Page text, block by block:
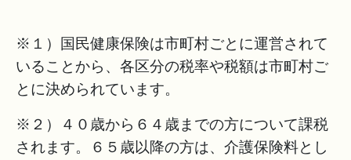
※１）国民健康保険は市町村ごとに運営されて
いることから、各区分の税率や税額は市町村ご
とに決められています。
※２）４０歳から６４歳までの方について課税
されます。６５歳以降の方は、介護保険料とし